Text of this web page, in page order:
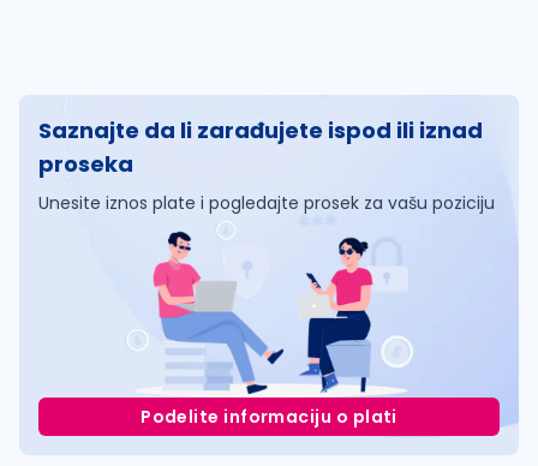
Saznajte da li zarađujete ispod ili iznad
proseka
Unesite iznos plate i pogledajte prosek za vašu poziciju
Podelite informaciju o plati